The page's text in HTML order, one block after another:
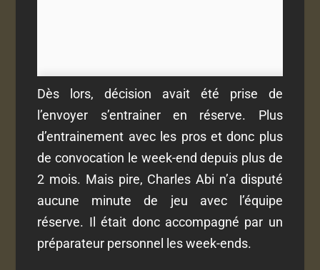
Dès lors, décision avait été prise de
l’envoyer s’entrainer en réserve. Plus
d’entrainement avec les pros et donc plus
de convocation le week-end depuis plus de
2 mois. Mais pire, Charles Abi n’a disputé
aucune minute de jeu avec l’équipe
réserve. Il était donc accompagné par un
préparateur personnel les week-ends.